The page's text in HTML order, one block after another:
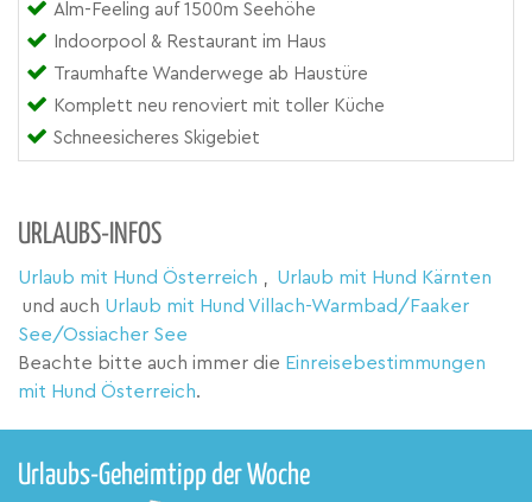
Alm-Feeling auf 1500m Seehöhe
Indoorpool & Restaurant im Haus
Traumhafte Wanderwege ab Haustüre
Komplett neu renoviert mit toller Küche
Schneesicheres Skigebiet
URLAUBS-INFOS
Urlaub mit Hund Österreich
Urlaub mit Hund Kärnten
und auch Urlaub mit Hund Villach-Warmbad/Faaker
See/Ossiacher See
Beachte bitte auch immer die Einreisebestimmungen
mit Hund Österreich.
Urlaubs-Geheimtipp der Woche